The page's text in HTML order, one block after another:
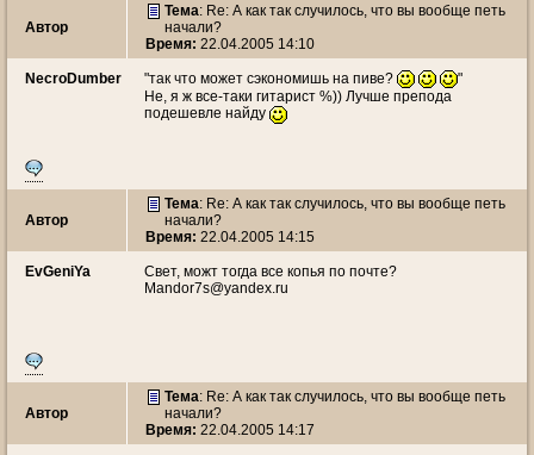
Автор
Тема: Re: А как так случилось, что вы вообще петь
начали?
Время: 22.04.2005 14:10
NecroDumber "так что может сэкономишь на пиве?
"
Не, я ж все-таки гитарист %)) Лучше препода
подешевле найду
Автор
Тема: Re: А как так случилось, что вы вообще петь
начали?
Время: 22.04.2005 14:15
EvGeniYa
Свет, можт тогда все копья по почте?
Mandor7s@yandex.ru
Автор
Тема: Re: А как так случилось, что вы вообще петь
начали?
Время: 22.04.2005 14:17